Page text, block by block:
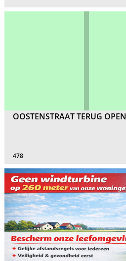
OOSTENSTRAAT TERUG OPEN
478